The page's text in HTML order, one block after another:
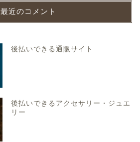
最近のコメント
後払いできる通販サイト
後払いできるアクセサリー・ジュエ
リー